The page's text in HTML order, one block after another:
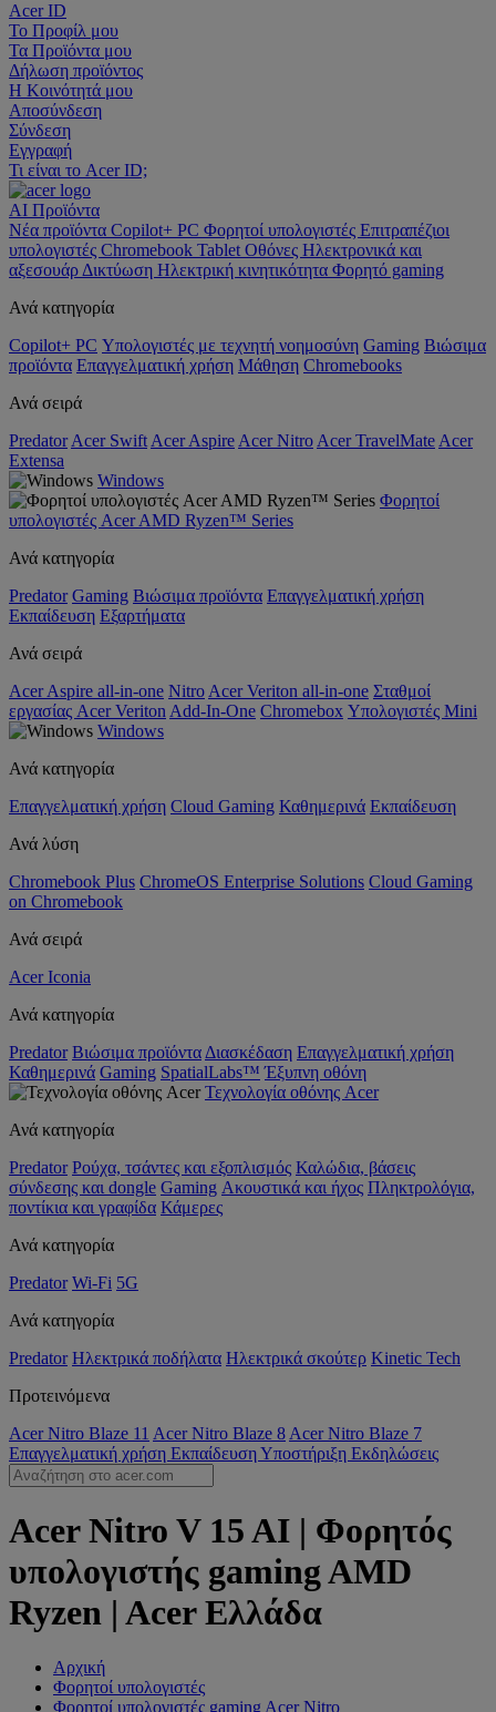
Acer ID
Το Προφίλ μου
Τα Προϊόντα μου
Δήλωση προϊόντος
Η Κοινότητά μου
Αποσύνδεση
Σύνδεση
Εγγραφή
Τι είναι το Acer ID;
AI Προϊόντα
Νέα προϊόντα Copilot+ PC Φορητοί υπολογιστές Επιτραπέζιοι
υπολογιστές Chromebook Tablet Οθόνες Ηλεκτρονικά και
αξεσουάρ Δικτύωση Ηλεκτρική κινητικότητα Φορητό gaming
Ανά κατηγορία
Copilot+ PC Υπολογιστές με τεχνητή νοημοσύνη Gaming Βιώσιμα
προϊόντα Επαγγελματική χρήση Μάθηση Chromebooks
Ανά σειρά
Predator Acer Swift Acer Aspire Acer Nitro Acer TravelMate Acer
Extensa
Windows
Φορητοί
υπολογιστές Acer AMD Ryzen™ Series
Ανά κατηγορία
Predator Gaming Βιώσιμα προϊόντα Επαγγελματική χρήση
Εκπαίδευση Εξαρτήματα
Ανά σειρά
Acer Aspire all-in-one Nitro Acer Veriton all-in-one Σταθμοί
εργασίας Acer Veriton Add-In-One Chromebox Υπολογιστές Mini
Windows
Ανά κατηγορία
Επαγγελματική χρήση Cloud Gaming Καθημερινά Εκπαίδευση
Ανά λύση
Chromebook Plus ChromeOS Enterprise Solutions Cloud Gaming
on Chromebook
Ανά σειρά
Acer Iconia
Ανά κατηγορία
Predator Βιώσιμα προϊόντα Διασκέδαση Επαγγελματική χρήση
Καθημερινά Gaming SpatialLabs™ Έξυπνη οθόνη
Τεχνολογία οθόνης Acer
Ανά κατηγορία
Predator Ρούχα, τσάντες και εξοπλισμός Καλώδια, βάσεις
σύνδεσης και dongle Gaming Ακουστικά και ήχος Πληκτρολόγια,
ποντίκια και γραφίδα Κάμερες
Ανά κατηγορία
Predator Wi-Fi 5G
Ανά κατηγορία
Predator Ηλεκτρικά ποδήλατα Ηλεκτρικά σκούτερ Kinetic Tech
Προτεινόμενα
Acer Nitro Blaze 11 Acer Nitro Blaze 8 Acer Nitro Blaze 7
Επαγγελματική χρήση ΕκπαίδευσηΥποστήριξη Εκδηλώσεις
Acer Nitro V 15 AI | Φορητός
υπολογιστής gaming AMD
Ryzen | Acer Ελλάδα
Αρχική
Φορητοί υπολογιστές
Φορητοί υπολογιστές gaming Acer Nitro